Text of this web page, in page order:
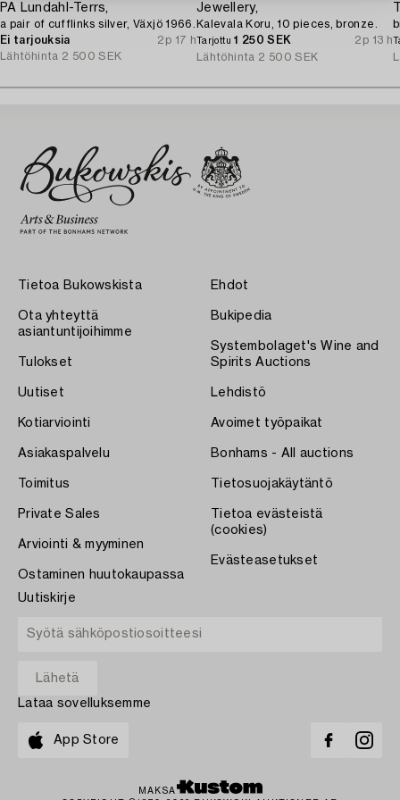
PA Lundahl-Terrs,
a pair of cufflinks silver, Växjö 1966.
Ei tarjouksia
2p 17 h
Lähtöhinta 2 500 SEK
Jewellery,
Kalevala Koru, 10 pieces, bronze.
Tarjottu1 250 SEK
2p 13 h
Lähtöhinta 2 500 SEK
Tietoa Bukowskista
Ota yhteyttä
asiantuntijoihimme
Tulokset
Uutiset
Kotiarviointi
Asiakaspalvelu
Toimitus
Private Sales
Arviointi & myyminen
Ostaminen huutokaupassa
Ehdot
Bukipedia
Systembolaget's Wine and
Spirits Auctions
Lehdistö
Avoimet työpaikat
Bonhams - All auctions
Tietosuojakäytäntö
Tietoa evästeistä
(cookies)
Evästeasetukset
Uutiskirje
Lataa sovelluksemme
App Store
MAKSA